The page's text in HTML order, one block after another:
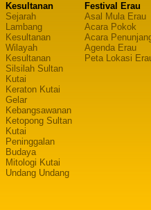
Kesultanan
Sejarah
Lambang
Kesultanan
Wilayah
Kesultanan
Silsilah Sultan
Kutai
Keraton Kutai
Gelar
Kebangsawanan
Ketopong Sultan
Kutai
Peninggalan
Budaya
Mitologi Kutai
Undang Undang
Festival Erau
Asal Mula Erau
Acara Pokok
Acara
Agenda Erau
Peta Lokasi